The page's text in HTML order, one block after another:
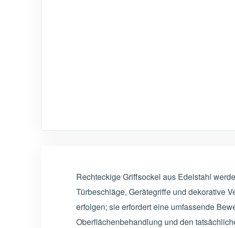
Rechteckige Griffsockel aus Edelstahl
Türbeschläge, Gerätegriffe und dekorative
erfolgen; sie erfordert eine umfassende
Oberflächenbehandlung und den